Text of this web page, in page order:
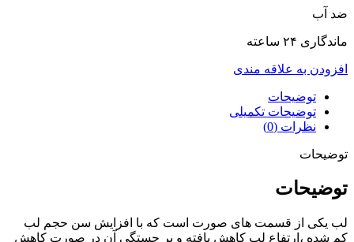
ضد آب
ماندگاری ۲۴ ساعته
افزودن به علاقه مندی
توضیحات
توضیحات تکمیلی
نظرات (0)
توضیحات
توضیحات
لب یکی از قسمت های صورت است که با افزایش سن حجم لب
کم شده ،ارتفاع لب کاهش یافته و بر جستگی آن در صورت کاهش